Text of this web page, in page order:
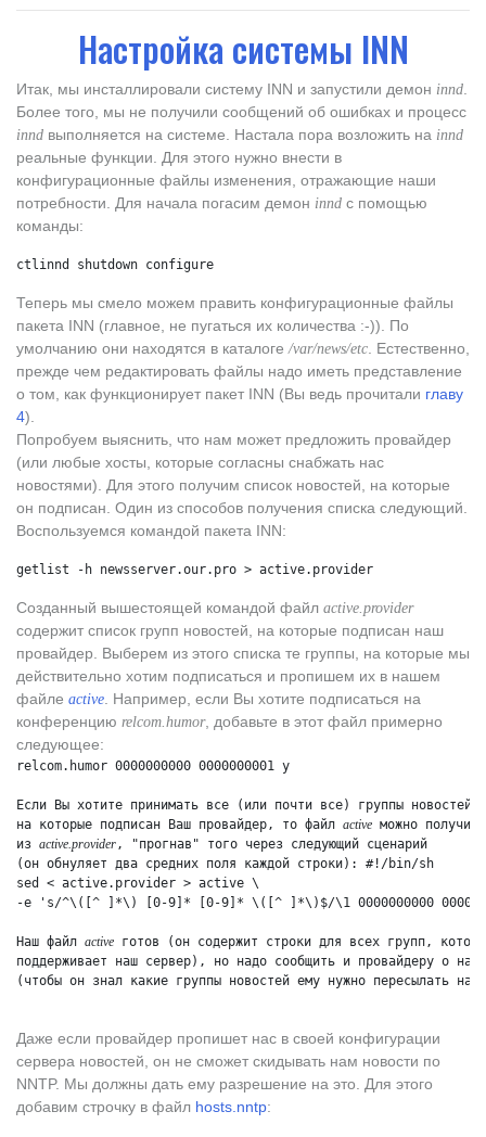
Настройка системы INN
Итак, мы инсталлировали систему INN и запустили демон innd
Более того, мы не получили сообщений об ошибках и процесс
innd выполняется на системе. Настала пора возложить на innd
реальные функции. Для этого нужно внести в
конфигурационные файлы изменения, отражающие наши
потребности. Для начала погасим демон innd с помощью
команды:
ctlinnd shutdown configure
Теперь мы смело можем править конфигурационные файлы
пакета INN (главное, не пугаться их количества :-)). По
умолчанию они находятся в каталоге /var/news/etc . Естественно,
прежде чем редактировать файлы надо иметь представление
о том, как функционирует пакет INN (Вы ведь прочитали главу
4).
Попробуем выяснить, что нам может предложить провайдер
(или любые хосты, которые согласны снабжать нас
новостями). Для этого получим список новостей, на которые
он подписан. Один из способов получения списка следующий.
Воспользуемся командой пакета INN:
getlist -h newsserver.our.pro > active.provider
Созданный вышестоящей командой файл active.provider
содержит список групп новостей, на которые подписан наш
провайдер. Выберем из этого списка те группы, на которые мы
действительно хотим подписаться и пропишем их в нашем
файле active . Например, если Вы хотите подписаться на
конференцию relcom.humor, добавьте в этот файл примерно
следующее:
relcom.humor 0000000000 0000000001 y
Если Вы хотите принимать все (или почти все) группы новостей,
на которые подписан Ваш провайдер, то файл active можно получить
из active.provider, "прогнав" того через следующий сценарий
(он обнуляет два средних поля каждой строки): #!/bin/sh
sed < active.provider > active \
-e 's/^\([^ ]*\) [0-9]* [0-9]* \([^ ]*\)$/\1 0000000000
Наш файл active готов (он содержит строки для всех групп,
поддерживает наш сервер), но надо сообщить и провайдеру о
(чтобы он знал какие группы новостей ему нужно пересылать на
Даже если провайдер пропишет нас в своей конфигурации
сервера новостей, он не сможет скидывать нам новости по
NNTP. Мы должны дать ему разрешение на это. Для этого
добавим строчку в файл hosts.nntp: